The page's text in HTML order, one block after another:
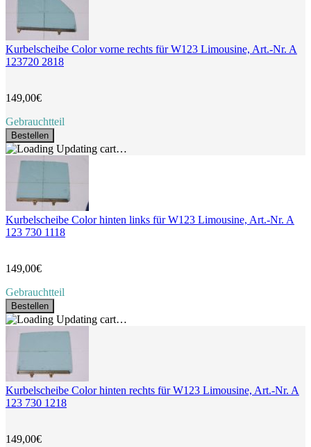
Kurbelscheibe Color vorne rechts für W123 Limousine, Art.-Nr. A
123720 2818
149,00€
Gebrauchtteil
Bestellen
Updating cart…
Kurbelscheibe Color hinten links für W123 Limousine, Art.-Nr. A
123 730 1118
149,00€
Gebrauchtteil
Bestellen
Updating cart…
Kurbelscheibe Color hinten rechts für W123 Limousine, Art.-Nr. A
123 730 1218
149,00€